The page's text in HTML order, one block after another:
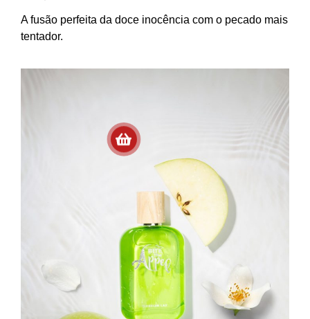
A fusão perfeita da doce inocência com o pecado mais
tentador.